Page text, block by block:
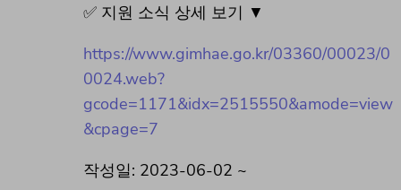
✅ 지원 소식 상세 보기 ▼
https://www.gimhae.go.kr/03360/00023/0
0024.web?
gcode=1171&idx=2515550&amode=view
&cpage=7
작성일: 2023-06-02 ~